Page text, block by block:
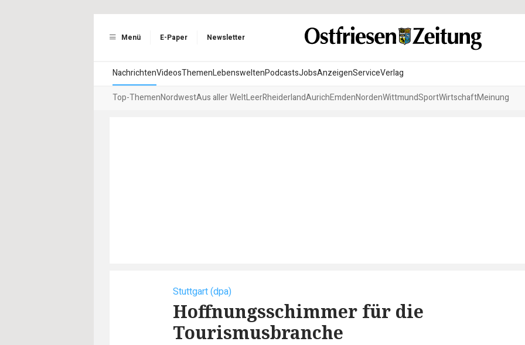
Menü E-Paper Newsletter
NachrichtenVideosThemenLebensweltenPodcastsJobsAnzeigenServiceVerlag
Top-ThemenNordwestAus aller WeltLeerRheiderlandAurichEmdenNordenWittmundSportWirtschaftMeinung
Stuttgart (dpa)
Hoffnungsschimmer für die
Tourismusbranche